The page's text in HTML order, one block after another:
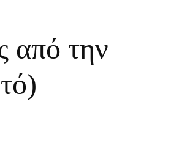
από την